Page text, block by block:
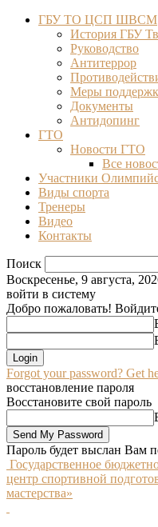
ГБУ ТО ЦСП ШВСМ
История ГБУ
Руководство
Антитеррор
Меры
Документы
Антидопинг
ГТО
Новости ГТО
Все
Участники
Виды спорта
Тренеры
Видео
Контакты
Поиск
Воскресенье, 9 августа,
войти в систему
Добро пожаловать!
Forgot your password? Get
восстановление пароля
Восстановите свой пароль
Пароль будет выслан Вам
Государственное
центр спортивной
мастерства»